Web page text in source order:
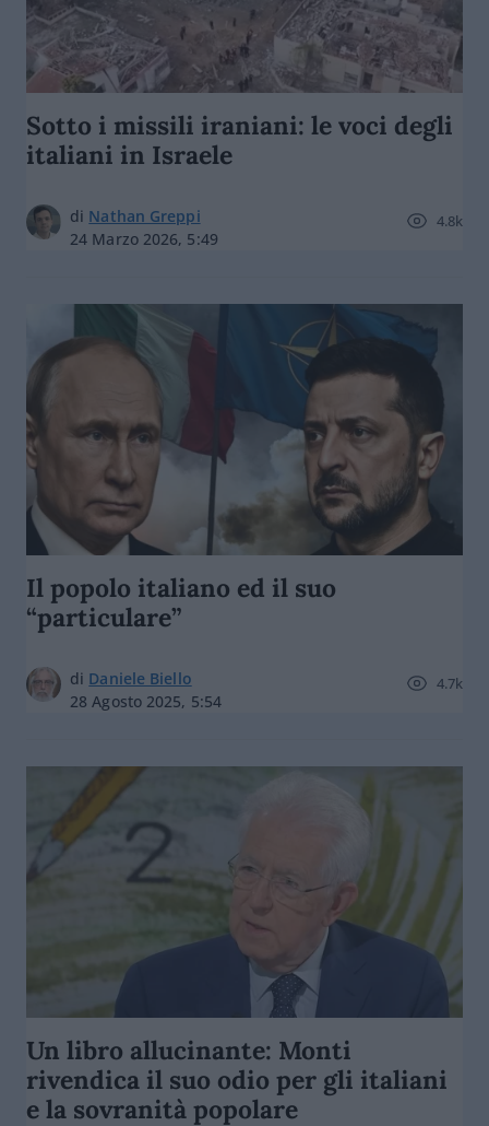
Sotto i missili iraniani: le voci degli
italiani in Israele
di Nathan Greppi
24 Marzo 2026, 5:49
4.8k
Il popolo italiano ed il suo
“particulare”
di Daniele Biello
28 Agosto 2025, 5:54
4.7k
Un libro allucinante: Monti
rivendica il suo odio per gli italiani
e la sovranità popolare